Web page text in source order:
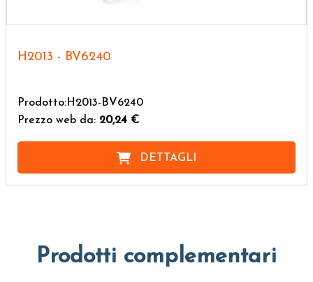
H2013 - BV6240
Prodotto:H2013-BV6240
Prezzo web da: 20,24 €
DETTAGLI
Prodotti complementari